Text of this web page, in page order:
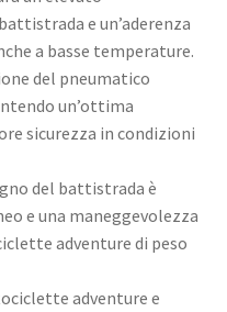
e un’aderenza
a basse temperature.
del pneumatico
un’ottima
sicurezza in condizioni
del battistrada è
e una maneggevolezza
adventure di peso
adventure e